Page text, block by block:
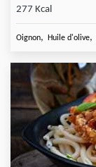
277 Kcal
Oignon, Huile d'olive,